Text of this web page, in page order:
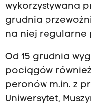
wykorzystywana
grudnia
na niej regularne
Od 15 grudnia
pociągów
peronów m.in. z
Uniwersytet,